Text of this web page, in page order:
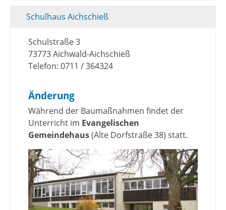
Schulhaus Aichschieß
Schulstraße 3
73773 Aichwald-Aichschieß
Telefon: 0711 / 364324
Änderung
Während der Baumaßnahmen findet der
Unterricht im Evangelischen
Gemeindehaus(Alte Dorfstraße 38) statt.